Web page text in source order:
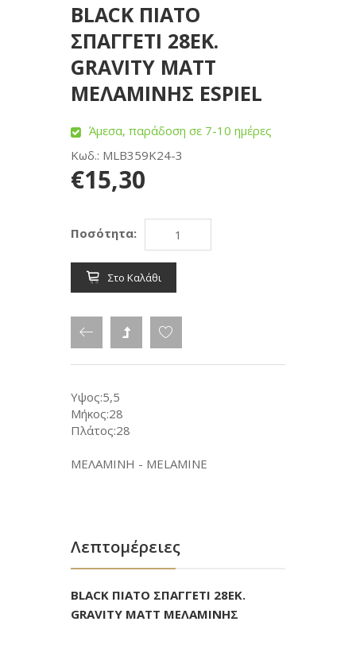
BLACK ΠΙΑΤΟ
ΣΠΑΓΓΕΤΙ 28ΕΚ.
GRAVITY MATT
ΜΕΛΑΜΙΝΗΣ ESPIEL
Άμεσα, παράδοση σε 7-10 ημέρες
Κωδ.: MLB359K24-3
€15,30
Ποσότητα:
Στο Καλάθι
Υψος:5,5
Μήκος:28
Πλάτος:28
ΜΕΛΑΜΙΝΗ - MELAMINE
Λεπτομέρειες
BLACK ΠΙΑΤΟ ΣΠΑΓΓΕΤΙ 28ΕΚ.
GRAVITY MATT ΜΕΛΑΜΙΝΗΣ